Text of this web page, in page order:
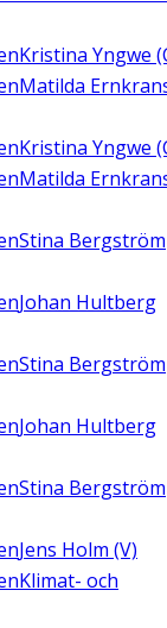
Kristina Yngwe
Matilda
Kristina Yngwe
Matilda
Stina Bergström
Johan Hultberg
Stina Bergström
Johan Hultberg
Stina Bergström
Jens Holm (V)
Klimat- och